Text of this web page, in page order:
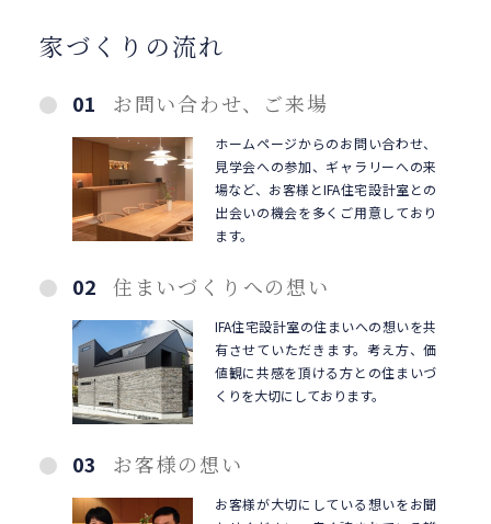
家づくりの流れ
01 お問い合わせ、ご来場
ホームページからのお問い合わせ、
見学会への参加、ギャラリーへの来
場など、お客様とIFA住宅設計室との
出会いの機会を多くご用意しており
ます。
02 住まいづくりへの想い
IFA住宅設計室の住まいへの想いを共
有させていただきます。考え方、価
値観に共感を頂ける方との住まいづ
くりを大切にしております。
03 お客様の想い
お客様が大切にしている想いをお聞